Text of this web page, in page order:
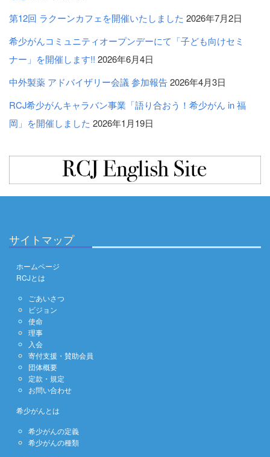
第12回 ラクーンカフェを開催いたしました 2026年7月2日
希少がんコミュニティオープンデーにて「子ども向けセミ
ナー」を開催します!! 2026年6月4日
中外製薬 アドバイザリー会議 参加報告2026年4月3日
RCJ希少がんキャラバン事業「語り合おう！希少がん in 福
岡」を開催しました 2026年1月19日
サイトマップ
ホームページ
RCJとは
ごあいさつ
ビジョン
使命
理事
入会
寄付支援・賛助会員
団体概要
定款・規定
お問い合わせ
希少がんとは
希少がんの定義
希少がんの種類